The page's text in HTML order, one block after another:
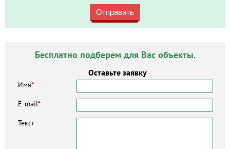
Отправить
Бесплатно подберем для Вас объекты.
Оставьте заявку
Имя*
E-mail*
Текст